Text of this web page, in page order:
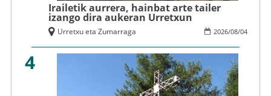
Irailetik aurrera, hainbat arte tailer
izango dira aukeran Urretxun
2026/08/04
Urretxu eta Zumarraga
4